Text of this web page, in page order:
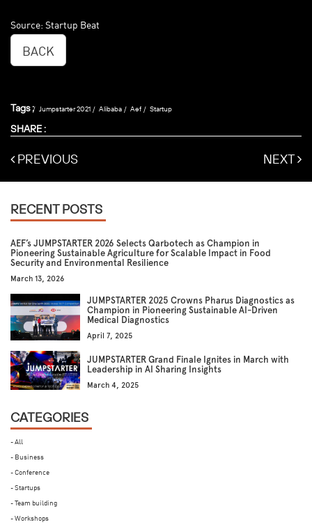
Source: Startup Beat
BACK
Tags : Jumpstarter 2021 Alibaba Aef Startup
SHARE :
PREVIOUS NEXT
RECENT POSTS
AEF’s JUMPSTARTER 2026 Selects Qarbotech as Champion in
Pioneering Sustainable Agriculture for Scalable Impact in Food
Security and Environmental Resilience
March 13, 2026
JUMPSTARTER 2025 Crowns Pharus Diagnostics as
Champion in Pioneering Sustainable AI-Driven
Medical Diagnostics
April 7, 2025
JUMPSTARTER Grand Finale Ignites in March with
Leadership in AI Sharing Insights
March 4, 2025
CATEGORIES
- All
- Business
- Conference
- Startups
- Team building
- Workshops